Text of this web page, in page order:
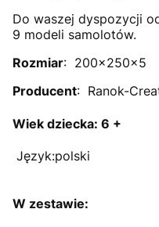
Do waszej dyspozycji
9 modeli samolotów.
Rozmiar: 200x250x5
Producent: Ranok-
Wiek dziecka: 6 +
Język:polski
W zestawie: